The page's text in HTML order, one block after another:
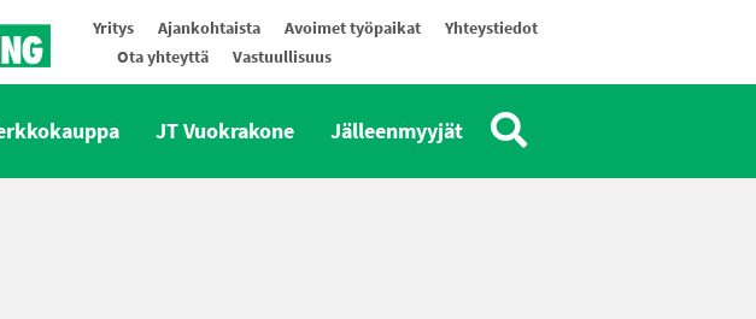
Yritys Ajankohtaista Avoimet työpaikat
Yhteystiedot
Ota yhteyttä
Vastuullisuus
JT Vuokrakone Jälleenmyyjät